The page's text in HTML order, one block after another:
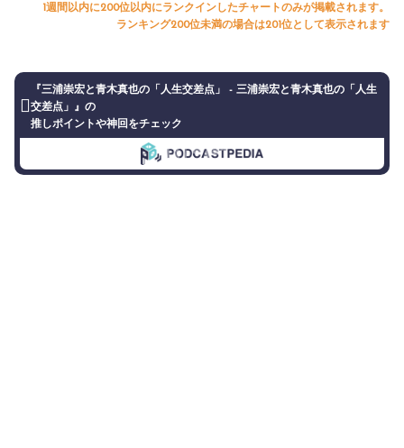
1週間以内に200位以内にランクインしたチャートのみが掲載されます。
ランキング200位未満の場合は201位として表示されます
『三浦崇宏と青木真也の「人生交差点」 - 三浦崇宏と青木真也の「人生
交差点」』の
推しポイントや神回をチェック